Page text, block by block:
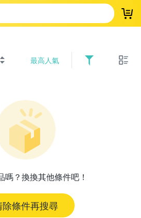
登
最高人氣
嗎？換換其他條件吧！
除條件再搜尋